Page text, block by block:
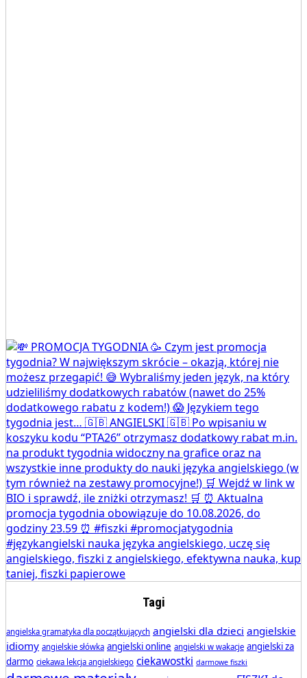
Tagi
angielska gramatyka dla początkujących angielski dla dzieci angielskie
idiomy angielskie słówka angielski online angielski w wakacje angielski za
darmo ciekawa lekcja angielskiego ciekawostki darmowe fiszki